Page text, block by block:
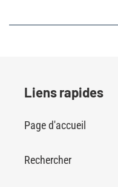
Liens rapides
Page d'accueil
Rechercher